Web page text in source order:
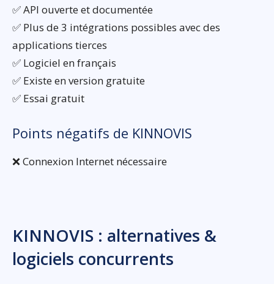
✅ API ouverte et documentée
✅ Plus de 3 intégrations possibles avec des
applications tierces
✅ Logiciel en français
✅ Existe en version gratuite
✅ Essai gratuit
Points négatifs de KINNOVIS
❌ Connexion Internet nécessaire
KINNOVIS : alternatives &
logiciels concurrents